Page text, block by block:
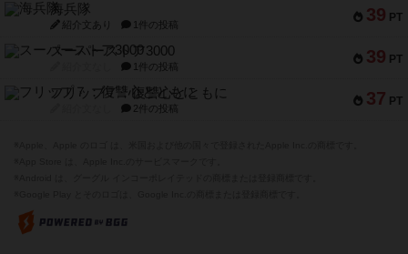
39 PT
海兵隊
紹介文あり 1件の投稿
39 PT
スーパーストア3000
1件の投稿
37 PT
フリップ７：復讐心とともに
2件の投稿